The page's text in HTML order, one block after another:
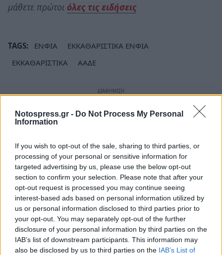
Notospress.gr - Do Not Process My Personal
Information
If you wish to opt-out of the sale, sharing to third parties, or
processing of your personal or sensitive information for
targeted advertising by us, please use the below opt-out
section to confirm your selection. Please note that after your
opt-out request is processed you may continue seeing
interest-based ads based on personal information utilized by
us or personal information disclosed to third parties prior to
your opt-out. You may separately opt-out of the further
disclosure of your personal information by third parties on the
IAB’s list of downstream participants. This information may
also be disclosed by us to third parties on the IAB’s List of
μάθετε πρώτοι όλες τις ειδήσεις
TAGS: ΕΝΦΙΑ
ΕΚΚΑΘΑΡΙΣΤΙΚΑ ΕΝΦΙΑ
ΕΚΚΑΘΑΡΙΣΤΙΚΑ
ΑΑΔΕ